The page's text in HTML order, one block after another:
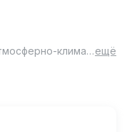
Преобразователь ржавчины предназначен для удаления коррозионных поражений (ржавчины) с металлических поверхностей и защиты их от последующих атмосферно-климатических воздействий.ещё